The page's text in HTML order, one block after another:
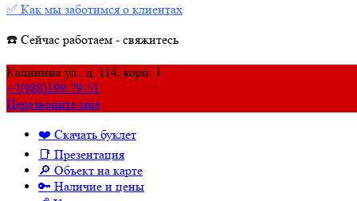
✅ Как мы заботимся о клиентах
☎️ Сейчас работаем - свяжитесь
Калинина ул., д. 114, корп. 1
+7(988)199-79-51
Перезвоните мне
❤️ Скачать буклет
📑 Презентация
🔎 Объект на карте
🔑 Наличие и цены